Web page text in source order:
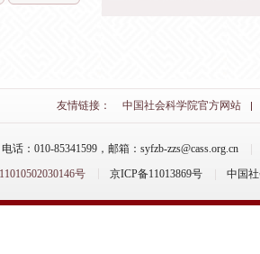
友情链接： 中国社会科学院官方网站
：010-85341599，邮箱：syfzb-zzs@cass.org.cn
号
京ICP备11013869号 中国